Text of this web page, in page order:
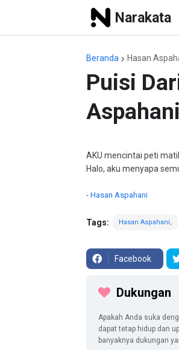
Narakata
Beranda Hasan
Puisi
Aspahani
AKU mencintai peti
Halo, aku menyapa
- Hasan Aspahani
Tags: Hasan Aspahani
Facebook
Dukungan
Apakah Anda suka
dapat tetap hidup dan
banyaknya dukungan